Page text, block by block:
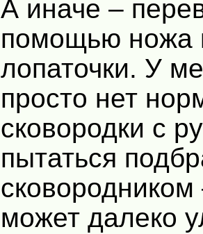
А иначе –
помощью ножа
лопаточки. У
просто нет
сковородки с
пытаться
может далеко